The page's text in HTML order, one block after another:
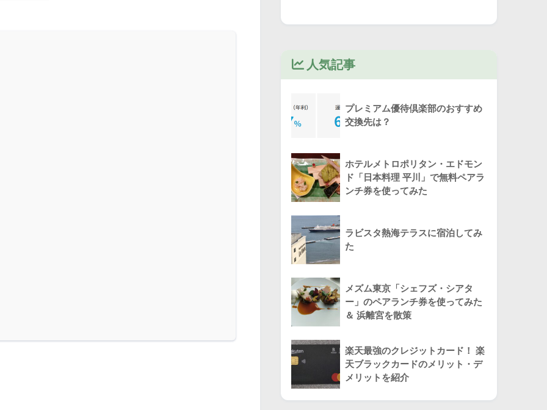
人気記事
プレミアム優待倶楽部のおすすめ
交換先は？
ホテルメトロポリタン・エドモン
ド「日本料理 平川」で無料ペアラ
ンチ券を使ってみた
ラビスタ熱海テラスに宿泊してみ
た
メズム東京「シェフズ・シアタ
ー」のペアランチ券を使ってみた
＆ 浜離宮を散策
楽天最強のクレジットカード！ 楽
天ブラックカードのメリット・デ
メリットを紹介